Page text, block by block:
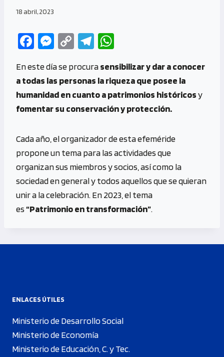
18 abril, 2023
Fa
b
o
o
M
se
n
g
C
py
Li
n
Te
gr
a
m
at
s
A
p
En este día se procurasensibilizar y dar a conocer
a todas las personas la riqueza que posee la
humanidad en cuanto a patrimonios históricosy
fomentar su conservación y protección.
Cada año, el organizador de esta efeméride
propone un tema para las actividades que
organizan sus miembros y socios, así como la
sociedad en general y todos aquellos que se quieran
unir a la celebración. En 2023, el tema
es“Patrimonio en transformación”.
ENLACES ÚTILES
Ministerio de Desarrollo Social
Ministerio de Economía
Ministerio de Educación, C. y Tec.